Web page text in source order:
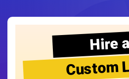
Hire a
Custom